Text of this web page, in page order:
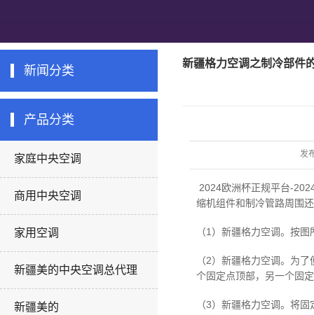
新闻分类
产品分类
家庭中央空调
商用中央空调
家用空调
新疆美的中央空调总代理
新疆美的
新疆格力空调之制冷部件
发
2024欧洲杯正规平台-
缩机组件和制冷管路周围
（1） 新疆格力空调。 按图
（2） 新疆格力空调。 为了
个固定点顶部，另一个固
（3） 新疆格力空调。 将固